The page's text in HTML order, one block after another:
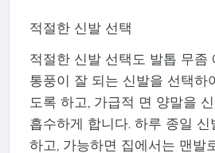
적절한 신발 선택
적절한 신발 선택도 발톱 무좀
통풍이 잘 되는 신발을 선택하
도록 하고, 가급적 면 양말을
흡수하게 합니다. 하루 종일
하고, 가능하면 집에서는 맨발